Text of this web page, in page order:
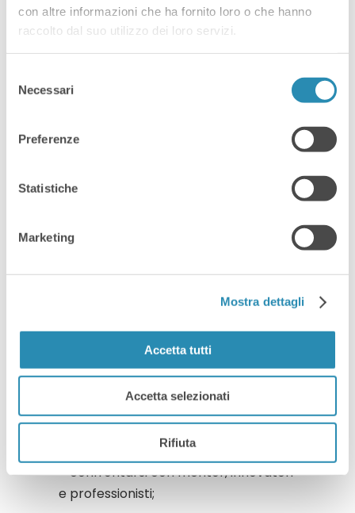
con altre informazioni che ha fornito loro o che hanno
raccolto dal suo utilizzo dei loro servizi.
delNecessari
Preferenze
Statistiche
Marketing
Mostra dettagli
Accetta tutti
Accetta selezionati
Rifiuta
Perché partecipare
all’hackathon
significa confrontarsi con sfide reali e
approccio pratico all’utilizzo dei dati
L’evento offre l’opportunità di:
competenze diverse;
– sperimentare strumenti di analisi,
visualizzazione, AI e prototipazione;
– trasformare dataset pubblici in
soluzioni leggibili e applicabili;
– confrontarsi con mentor, innovatori
e professionisti;